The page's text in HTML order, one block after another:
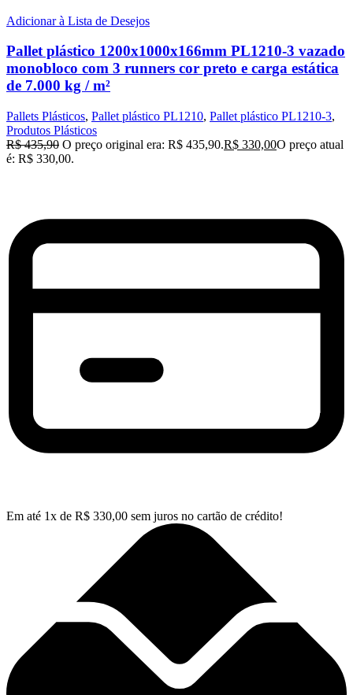
Adicionar à Lista de Desejos
Pallet plástico 1200x1000x166mm PL1210-3 vazado
monobloco com 3 runners cor preto e carga estática
de 7.000 kg / m²
Pallets Plásticos, Pallet plástico PL1210, Pallet plástico PL1210-3,
Produtos Plásticos
R$435,90 O preço original era: R$ 435,90.R$ 330,00O preço atual
é: R$ 330,00.
Em até 1x de R$ 330,00 sem juros no cartão de crédito!